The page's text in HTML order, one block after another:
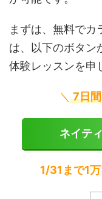
まずは、無料でカ
は、以下のボタン
体験レッスンを申
＼ 7日
ネイテ
1/31まで1